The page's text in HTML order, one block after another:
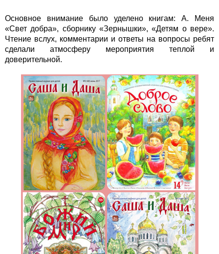
Основное внимание было уделено книгам: А. Меня
«Свет добра», сборнику «Зернышки», «Детям о вере».
Чтение вслух, комментарии и ответы на вопросы ребят
сделали атмосферу мероприятия теплой и
доверительной.